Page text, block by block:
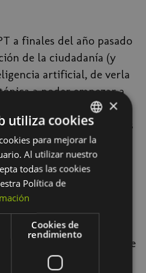
a finales del año pasado
de la ciudadanía (y
artificial, de verla
a poder empezar a
jornada abordaremos
la titularidad de las
tipo de tecnologías
ellas y queremos
¿A quien pertenecen
utilizar libremente las
para una web
empresa ¿De quien es
mismo? Y en caso que
¿Tenemos
SPANISH
BASQUE
×
utiliza cookies
para mejorar la
Al utilizar nuestro
todas las cookies
Política de
Cookies de
rendimiento